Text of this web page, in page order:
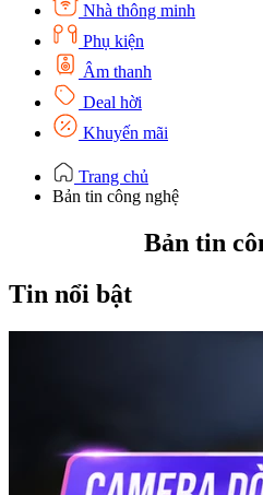
Nhà thông minh
Phụ kiện
Âm thanh
Deal hời
Khuyến mãi
Trang chủ
Bản tin công nghệ
Bản tin
Tin nổi bật